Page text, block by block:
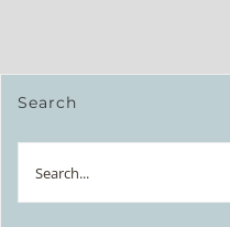
Search